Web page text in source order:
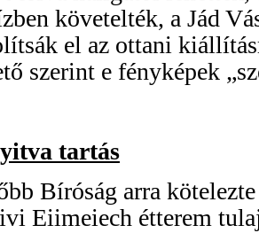
követelték, a Jád
el az ottani
szerint e fényképek
tartás
Bíróság arra
Eiimeiech étterem